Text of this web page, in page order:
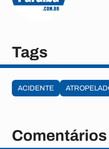
Tags
ACIDENTE
Comentários